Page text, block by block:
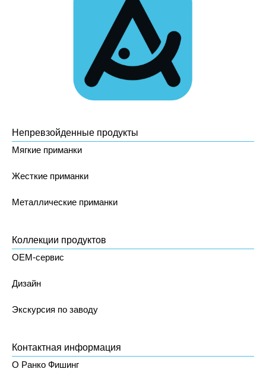
Непревзойденные продукты
Мягкие приманки
Жесткие приманки
Металлические приманки
Коллекции продуктов
OEM-сервис
Дизайн
Экскурсия по заводу
Контактная информация
О Ранко Фишинг